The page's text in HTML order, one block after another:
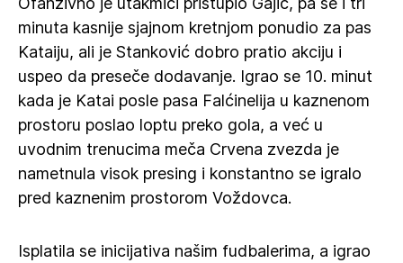
minuta kasnije sjajnom kretnjom ponudio za pas
Kataiju, ali je Stanković dobro pratio akciju i
uspeo da preseče dodavanje. Igrao se 10. minut
kada je Katai posle pasa Falćinelija u kaznenom
prostoru poslao loptu preko gola, a već u
uvodnim trenucima meča Crvena zvezda je
nametnula visok presing i konstantno se igralo
pred kaznenim prostorom Voždovca.
Isplatila se inicijativa našim fudbalerima, a igrao